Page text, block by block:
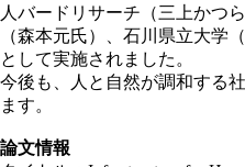
人バードリサーチ（三上かつ
（森本元氏）、石川県立大学
として実施されました。
今後も、人と自然が調和する
ます。
論文情報